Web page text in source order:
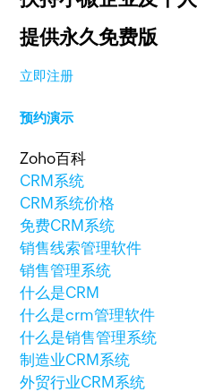
提供永久免费版
立即注册
预约演示
Zoho百科
CRM系统
CRM系统价格
免费CRM系统
销售线索管理软件
销售管理系统
什么是CRM
什么是crm管理软件
什么是销售管理系统
制造业CRM系统
外贸行业CRM系统